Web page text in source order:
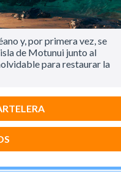
y, por primera vez, se
de Motunui junto al
para restaurar la